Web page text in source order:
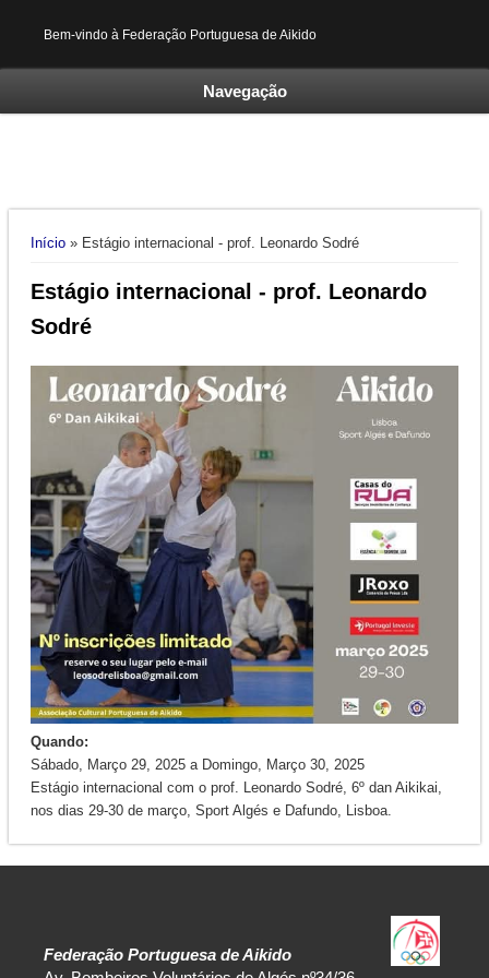
Bem-vindo à Federação Portuguesa de Aikido
Navegação
Está aqui
Início» Estágio internacional - prof. Leonardo Sodré
Estágio internacional - prof. Leonardo
Sodré
Quando:
Sábado, Março 29, 2025a Domingo, Março 30, 2025
Estágio internacional com o prof. Leonardo Sodré, 6º dan Aikikai,
nos dias 29-30 de março, Sport Algés e Dafundo, Lisboa.
Federação Portuguesa de Aikido